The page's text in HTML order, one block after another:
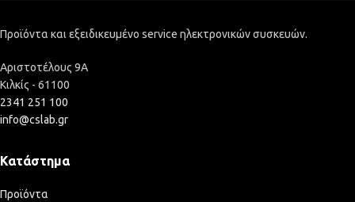
Προϊόντα και εξειδικευμένο service ηλεκτρονικών συσκευών.
Αριστοτέλους 9Α
Κιλκίς - 61100
2341 251 100
info@cslab.gr
Κατάστημα
Προϊόντα